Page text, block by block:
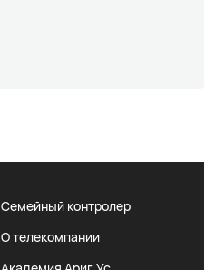
Семейный контролер
О телекомпании